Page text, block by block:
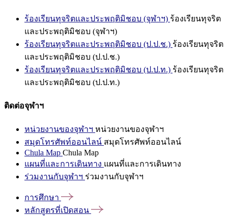
ร้องเรียนทุจริตและประพฤติมิชอบ (จุฬาฯ) ร้องเรียนทุจริต
และประพฤติมิชอบ (จุฬาฯ)
ร้องเรียนทุจริตและประพฤติมิชอบ (ป.ป.ช.) ร้องเรียนทุจริต
และประพฤติมิชอบ (ป.ป.ช.)
ร้องเรียนทุจริตและประพฤติมิชอบ (ป.ป.ท.) ร้องเรียนทุจริต
และประพฤติมิชอบ (ป.ป.ท.)
ติดต่อจุฬาฯ
หน่วยงานของจุฬาฯ หน่วยงานของจุฬาฯ
สมุดโทรศัพท์ออนไลน์ สมุดโทรศัพท์ออนไลน์
Chula Map Chula Map
แผนที่และการเดินทาง แผนที่และการเดินทาง
ร่วมงานกับจุฬาฯ ร่วมงานกับจุฬาฯ
การศึกษา
หลักสูตรที่เปิดสอน